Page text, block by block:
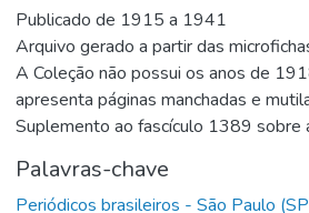
Publicado de 1915 a 1941
Arquivo gerado a partir das
A Coleção não possui os anos de
apresenta páginas manchadas e
Suplemento ao fascículo 1389 sobre
Palavras-chave
Periódicos brasileiros - São Paulo